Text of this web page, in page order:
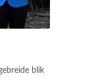
blik